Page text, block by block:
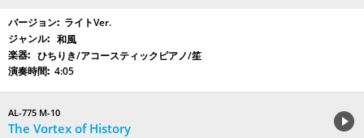
ライトVer.
和風
ひちりき/アコースティックピアノ/笙
4:05
AL-775 M-10
The Vortex of History